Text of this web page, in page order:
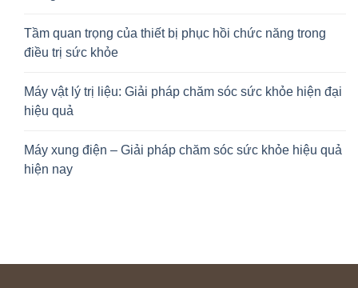
Tầm quan trọng của thiết bị phục hồi chức năng trong
điều trị sức khỏe
Máy vật lý trị liệu: Giải pháp chăm sóc sức khỏe hiện đại
hiệu quả
Máy xung điện – Giải pháp chăm sóc sức khỏe hiệu quả
hiện nay